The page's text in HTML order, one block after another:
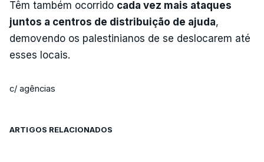
Têm também ocorrido cada vez mais ataques
juntos a centros de distribuição de ajuda,
demovendo os palestinianos de se deslocarem até
esses locais.
c/ agências
ARTIGOS RELACIONADOS